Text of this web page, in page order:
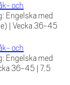
och
Engelska med
| Vecka 36-45
och
Engelska med
36-45 | 7,5